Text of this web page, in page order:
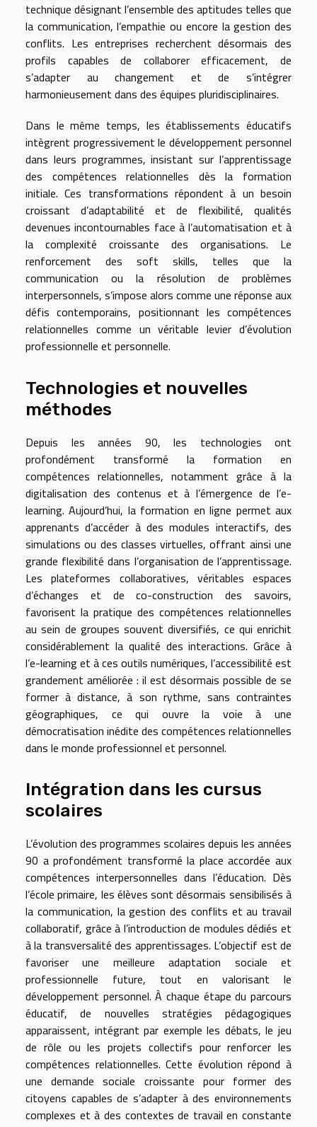
technique désignant l’ensemble des aptitudes telles que
la communication, l’empathie ou encore la gestion des
conflits. Les entreprises recherchent désormais des
profils capables de collaborer efficacement, de
s’adapter au changement et de s’intégrer
harmonieusement dans des équipes pluridisciplinaires.
Dans le même temps, les établissements éducatifs
intègrent progressivement le développement personnel
dans leurs programmes, insistant sur l’apprentissage
des compétences relationnelles dès la formation
initiale. Ces transformations répondent à un besoin
croissant d’adaptabilité et de flexibilité, qualités
devenues incontournables face à l’automatisation et à
la complexité croissante des organisations. Le
renforcement des soft skills, telles que la
communication ou la résolution de problèmes
interpersonnels, s’impose alors comme une réponse aux
défis contemporains, positionnant les compétences
relationnelles comme un véritable levier d’évolution
professionnelle et personnelle.
Technologies et nouvelles
méthodes
Depuis les années 90, les technologies ont
profondément transformé la formation en
compétences relationnelles, notamment grâce à la
digitalisation des contenus et à l’émergence de l’e-
learning. Aujourd’hui, la formation en ligne permet aux
apprenants d’accéder à des modules interactifs, des
simulations ou des classes virtuelles, offrant ainsi une
grande flexibilité dans l’organisation de l’apprentissage.
Les plateformes collaboratives, véritables espaces
d’échanges et de co-construction des savoirs,
favorisent la pratique des compétences relationnelles
au sein de groupes souvent diversifiés, ce qui enrichit
considérablement la qualité des interactions. Grâce à
l’e-learning et à ces outils numériques, l’accessibilité est
grandement améliorée : il est désormais possible de se
former à distance, à son rythme, sans contraintes
géographiques, ce qui ouvre la voie à une
démocratisation inédite des compétences relationnelles
dans le monde professionnel et personnel.
Intégration dans les cursus
scolaires
L’évolution des programmes scolaires depuis les années
90 a profondément transformé la place accordée aux
compétences interpersonnelles dans l’éducation. Dès
l’école primaire, les élèves sont désormais sensibilisés à
la communication, la gestion des conflits et au travail
collaboratif, grâce à l’introduction de modules dédiés et
à la transversalité des apprentissages. L’objectif est de
favoriser une meilleure adaptation sociale et
professionnelle future, tout en valorisant le
développement personnel. À chaque étape du parcours
éducatif, de nouvelles stratégies pédagogiques
apparaissent, intégrant par exemple les débats, le jeu
de rôle ou les projets collectifs pour renforcer les
compétences relationnelles. Cette évolution répond à
une demande sociale croissante pour former des
citoyens capables de s’adapter à des environnements
complexes et à des contextes de travail en constante